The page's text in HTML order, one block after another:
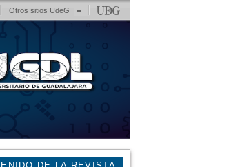
Otros sitios UdeG